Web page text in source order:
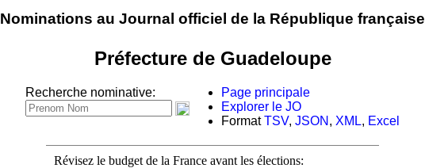
Nominations au Journal officiel de la République française
Préfecture de Guadeloupe
Recherche nominative:
Page principale
Explorer le JO
FormatTSV, JSON , XML, Excel
Révisez le budget de la France avant les élections: